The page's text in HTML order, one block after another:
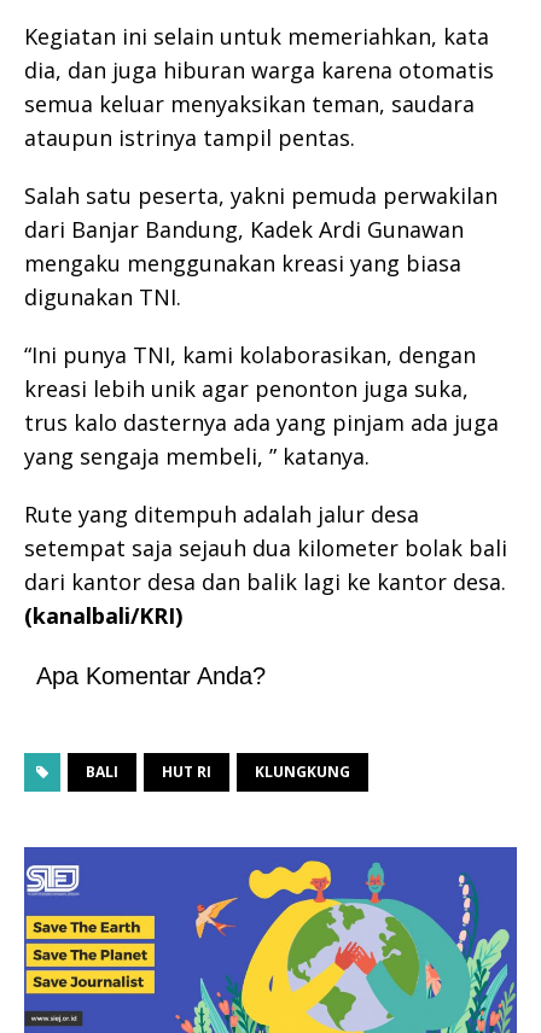
Kegiatan ini selain untuk memeriahkan, kata
dia, dan juga hiburan warga karena otomatis
semua keluar menyaksikan teman, saudara
ataupun istrinya tampil pentas.
Salah satu peserta, yakni pemuda perwakilan
dari Banjar Bandung, Kadek Ardi Gunawan
mengaku menggunakan kreasi yang biasa
digunakan TNI.
“Ini punya TNI, kami kolaborasikan, dengan
kreasi lebih unik agar penonton juga suka,
trus kalo dasternya ada yang pinjam ada juga
yang sengaja membeli, ” katanya.
Rute yang ditempuh adalah jalur desa
setempat saja sejauh dua kilometer bolak bali
dari kantor desa dan balik lagi ke kantor desa.
(kanalbali/KRI)
Apa Komentar Anda?
BALI HUT RI KLUNGKUNG